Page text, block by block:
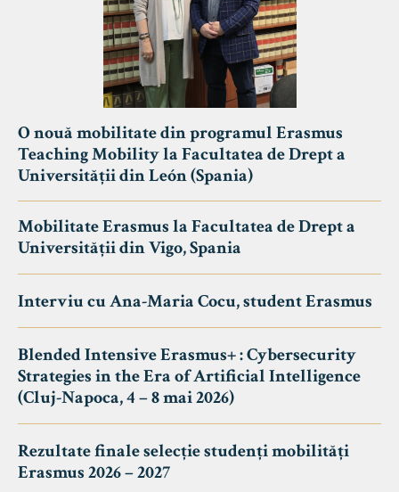
O nouă mobilitate din programul Erasmus
Teaching Mobility la Facultatea de Drept a
Universității din León (Spania)
Mobilitate Erasmus la Facultatea de Drept a
Universității din Vigo, Spania
Interviu cu Ana-Maria Cocu, student Erasmus
Blended Intensive Erasmus+ : Cybersecurity
Strategies in the Era of Artificial Intelligence
(Cluj-Napoca, 4 – 8 mai 2026)
Rezultate finale selecție studenți mobilități
Erasmus 2026 – 2027